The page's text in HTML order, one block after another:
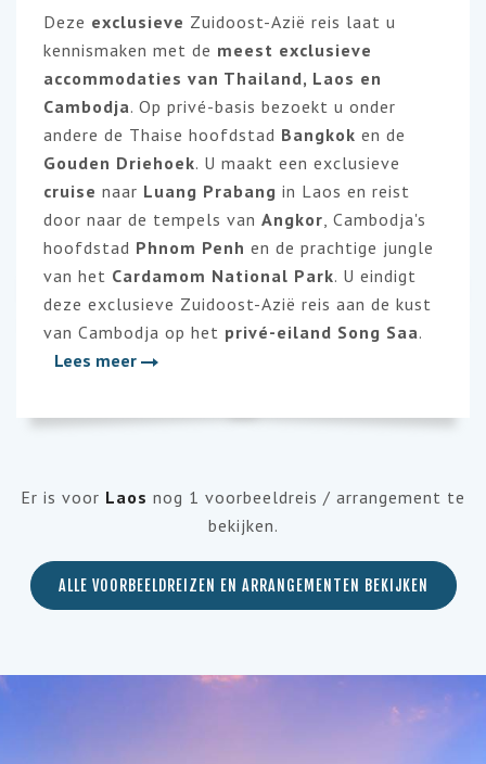
Deze exclusieve Zuidoost-Azië reis laat u
kennismaken met de meest exclusieve
accommodaties van Thailand, Laos en
Cambodja. Op privé-basis bezoekt u onder
andere de Thaise hoofdstad Bangkok en de
Gouden Driehoek. U maakt een exclusieve
cruise naar Luang Prabang in Laos en reist
door naar de tempels van Angkor, Cambodja's
hoofdstad Phnom Penh en de prachtige jungle
van het Cardamom National Park. U eindigt
deze exclusieve Zuidoost-Azië reis aan de kust
van Cambodja op het privé-eiland Song Saa.
Lees meer
Er is voor Laos nog 1 voorbeeldreis / arrangement te
bekijken.
ALLE VOORBEELDREIZEN EN ARRANGEMENTEN BEKIJKEN